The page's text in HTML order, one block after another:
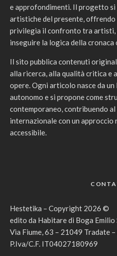
e approfondimenti. Il progetto
artistiche del presente, offrendo
privilegia il confronto tra artisti,
inseguire la logica della cronaca
Il sito pubblica contenuti
alla ricerca, alla qualità critica e
opere. Ogni articolo nasce da
autonomo e si propone come
contemporaneo, contribuendo
internazionale con un
accessibile.
Hestetika – Copyright 2026 ©
edito da Habitare di Boga Emilio
Via Fiume, 63 – 21049 Tradate –
P.Iva/C.F. IT04027180969